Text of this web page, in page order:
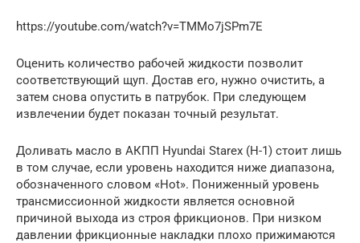
https://youtube.com/watch?v=TMMo7jSPm7E
Оценить количество рабочей жидкости позволит
соответствующий щуп. Достав его, нужно очистить, а
затем снова опустить в патрубок. При следующем
извлечении будет показан точный результат.
Доливать масло в АКПП Hyundai Starex (H-1) стоит лишь
в том случае, если уровень находится ниже диапазона,
обозначенного словом «Hot». Пониженный уровень
трансмиссионной жидкости является основной
причиной выхода из строя фрикционов. При низком
давлении фрикционные накладки плохо прижимаются